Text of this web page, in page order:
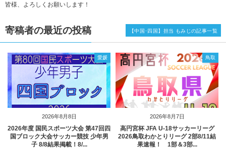
皆様、よろしくお願いします！
寄稿者の最近の投稿
2026年8月8日
愛媛
2026年度 国民スポーツ大会 第47回四
国ブロック大会サッカー競技 少年男
子 8/8結果掲載！8/...
2026年8月7日
鳥取
高円宮杯 JFA U-18サッカーリーグ
2026鳥取わかとりリーグ 2部8/11結
果速報！ 1部＆3部...
【中国･四国】担当 もみじの記事一覧